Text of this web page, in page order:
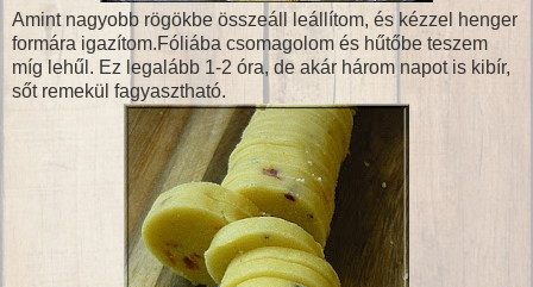
Amint nagyobb rögökbe összeáll leállítom, és kézzel henger
formára igazítom.Fóliába csomagolom és hűtőbe teszem
míg lehűl. Ez legalább 1-2 óra, de akár három napot is kibír,
sőt remekül fagyasztható.